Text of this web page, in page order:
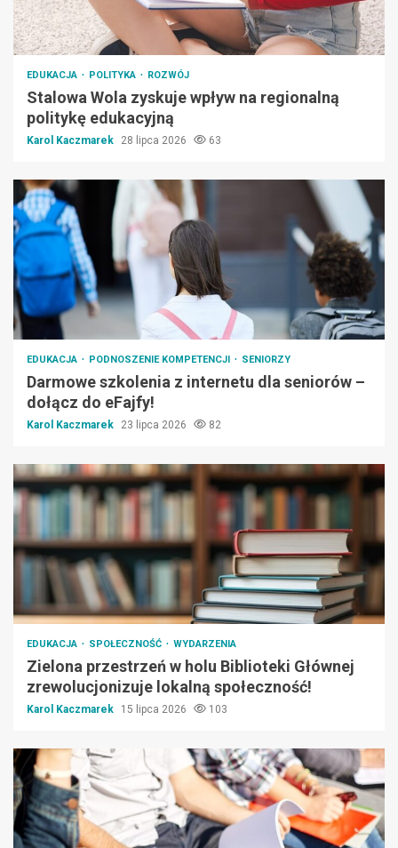
EDUKACJA POLITYKA ROZWÓJ
Stalowa Wola zyskuje wpływ na regionalną
politykę edukacyjną
Karol Kaczmarek 28 lipca 2026 63
EDUKACJA PODNOSZENIE KOMPETENCJI SENIORZY
Darmowe szkolenia z internetu dla seniorów –
dołącz do eFajfy!
Karol Kaczmarek 23 lipca 2026 82
EDUKACJA SPOŁECZNOŚĆ WYDARZENIA
Zielona przestrzeń w holu Biblioteki Głównej
zrewolucjonizuje lokalną społeczność!
Karol Kaczmarek 15 lipca 2026 103